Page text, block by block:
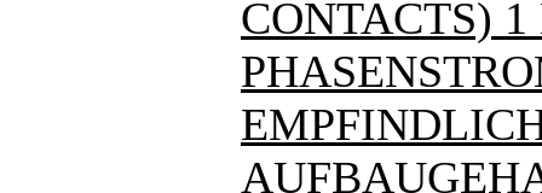
CONTACTS)